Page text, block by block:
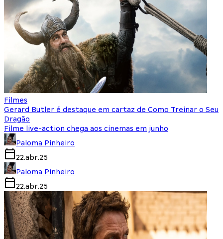
Filmes
Gerard Butler é destaque em cartaz de Como Treinar o Seu
Dragão
Filme live-action chega aos cinemas em junho
Paloma Pinheiro
22.abr.25
Paloma Pinheiro
22.abr.25